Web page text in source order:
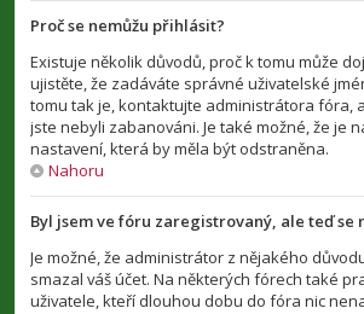
Proč se nemůžu přihlásit?
Existuje několik důvodů, proč k tomu může
ujistěte, že zadáváte správné uživatelské
tomu tak je, kontaktujte administrátora fóra,
jste nebyli zabanováni. Je také možné, že je
nastavení, která by měla být odstraněna.
Nahoru
Byl jsem ve fóru zaregistrovaný, ale teď se
Je možné, že administrátor z nějakého
smazal váš účet. Na některých fórech také
uživatele, kteří dlouhou dobu do fóra nic